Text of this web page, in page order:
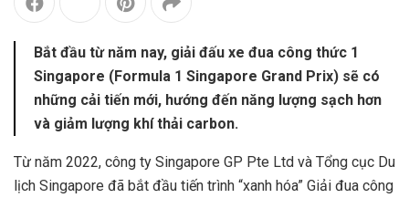
Bắt đầu từ năm nay, giải đấu xe đua công thức 1
Singapore (Formula 1 Singapore Grand Prix) sẽ có
những cải tiến mới, hướng đến năng lượng sạch hơn
và giảm lượng khí thải carbon.
Từ năm 2022, công ty Singapore GP Pte Ltd và Tổng cục Du
lịch Singapore đã bắt đầu tiến trình “xanh hóa” Giải đua công